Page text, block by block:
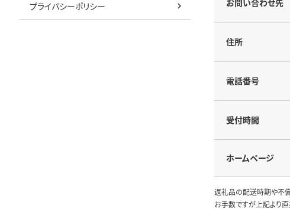
プライバシーポリシー
住所
電話番号
受付時間
ホームページ
返礼品の配送時期や不備
お手数ですが上記より直